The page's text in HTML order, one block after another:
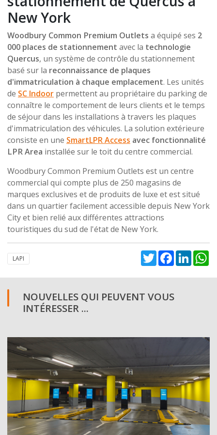
New York
Woodbury Common Premium Outlets a équipé ses 2
000 places de stationnement avec la technologie
Quercus, un système de contrôle du stationnement
basé sur la reconnaissance de plaques
d'immatriculation à chaque emplacement. Les unités
de SC Indoor permettent au propriétaire du parking de
connaître le comportement de leurs clients et le temps
de séjour dans les installations à travers les plaques
d'immatriculation des véhicules. La solution extérieure
consiste en une SmartLPR Access avec fonctionnalité
LPR Area installée sur le toit du centre commercial.
Woodbury Common Premium Outlets est un centre
commercial qui compte plus de 250 magasins de
marques exclusives et de produits de luxe et est situé
dans un quartier facilement accessible depuis New York
City et bien relié aux différentes attractions
touristiques du sud de l'état de New York.
LAPI TwitterFacebook
NOUVELLES QUI PEUVENT VOUS
INTÉRESSER ...